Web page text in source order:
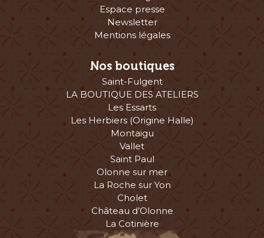
Espace presse
Newsletter
Mentions légales
Nos boutiques
Saint-Fulgent
LA BOUTIQUE DES ATELIERS
Les Essarts
Les Herbiers (Origine Halle)
Montaigu
Vallet
Saint Paul
Olonne sur mer
La Roche sur Yon
Cholet
Château d’Olonne
La Cotinière